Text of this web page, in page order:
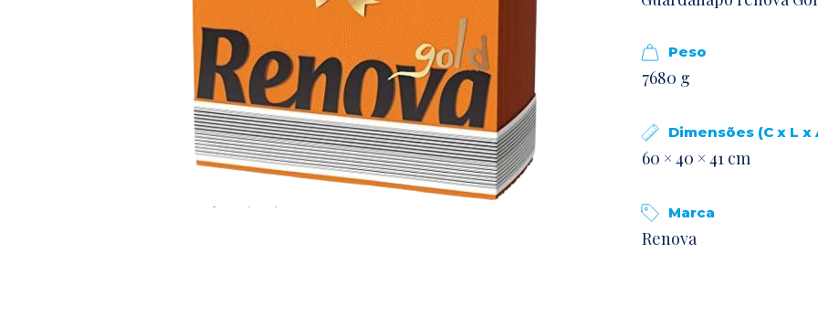
Peso
7680 g
Dimensões (C x L x
60 × 40 × 41 cm
Marca
Renova